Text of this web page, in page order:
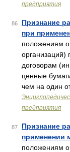
предприятия
86
Признание
при
положениям
договорам
ценные
чем на один
предприятия
87
Признание
применении
положениям